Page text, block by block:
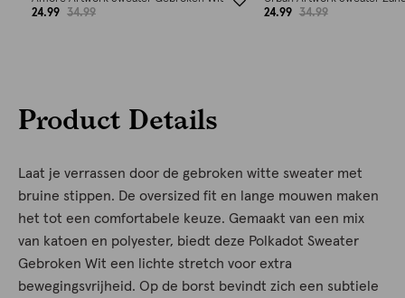
24.99
34.99
24.99
34.99
Product Details
Laat je verrassen door de gebroken witte sweater met
bruine stippen. De oversized fit en lange mouwen maken
het tot een comfortabele keuze. Gemaakt van een mix
van katoen en polyester, biedt deze Polkadot Sweater
Gebroken Wit een lichte stretch voor extra
bewegingsvrijheid. Op de borst bevindt zich een subtiele